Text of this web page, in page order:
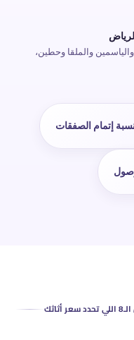
والملقا وحطين،
إتمام الصفقات
أثاثك